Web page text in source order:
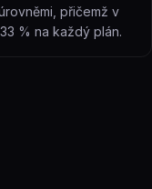
přičemž v
% na každý plán.